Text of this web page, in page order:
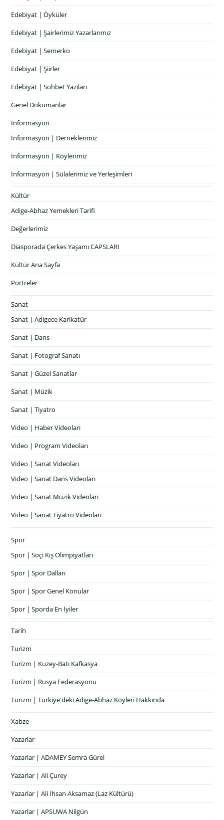
Edebiyat | Öyküler
Edebiyat | Şairlerimiz Yazarlarımız
Edebiyat | Semerko
Edebiyat | Şiirler
Edebiyat | Sohbet Yazıları
Genel Dokumanlar
İnformasyon
İnformasyon | Derneklerimiz
İnformasyon | Köylerimiz
İnformasyon | Sülalerimiz ve Yerleşimleri
Kültür
Adige-Abhaz Yemekleri Tarifi
Değerlerimiz
Diasporada Çerkes Yaşamı CAPSLARI
Kültür Ana Sayfa
Portreler
Sanat
Sanat | Adigece Karikatür
Sanat | Dans
Sanat | Fotograf Sanatı
Sanat | Güzel Sanatlar
Sanat | Müzik
Sanat | Tiyatro
Video | Haber Videoları
Video | Program Videoları
Video | Sanat Videoları
Video | Sanat Dans Videoları
Video | Sanat Müzik Videoları
Video | Sanat Tiyatro Videoları
Spor
Spor | Soçi Kış Olimpiyatları
Spor | Spor Dalları
Spor | Spor Genel Konular
Spor | Sporda En İyiler
Tarih
Turizm
Turizm | Kuzey-Batı Kafkasya
Turizm | Rusya Federasyonu
Turizm | Türkiye'deki Adige-Abhaz Köyleri Hakkında
Xabze
Yazarlar
Yazarlar | ADAMEY Semra Gürel
Yazarlar | Ali Çurey
Yazarlar | Ali İhsan Aksamaz (Laz Kültürü)
Yazarlar | APSUWA Nilgün